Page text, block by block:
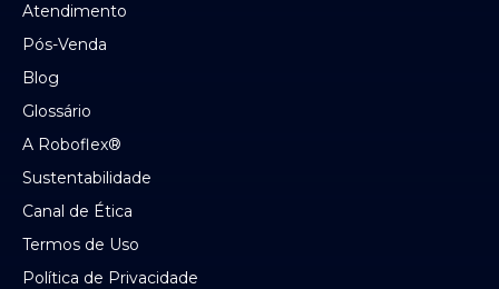
Atendimento
Pós-Venda
Blog
Glossário
A Roboflex®
Sustentabilidade
Canal de Ética
Termos de Uso
Política de Privacidade